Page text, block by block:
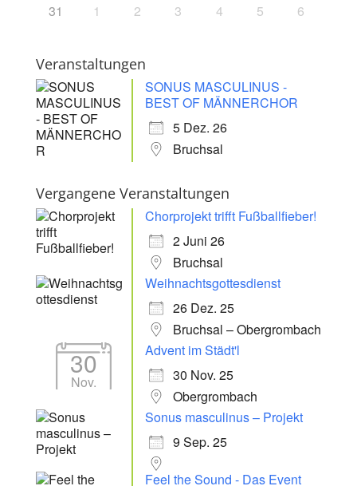
31 1 2 3 4 5 6
Veranstaltungen
SONUS MASCULINUS -
BEST OF MÄNNERCHOR
5 Dez. 26
Bruchsal
Vergangene Veranstaltungen
Chorprojekt trifft Fußballfieber!
2 Juni 26
Bruchsal
Weihnachtsgottesdienst
26 Dez. 25
Bruchsal – Obergrombach
30
Nov.
Advent im Städt'l
30 Nov. 25
Obergrombach
Sonus masculinus – Projekt
9 Sep. 25
Feel the Sound - Das Event